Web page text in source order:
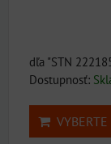
dľa "STN
Dostupnosť: